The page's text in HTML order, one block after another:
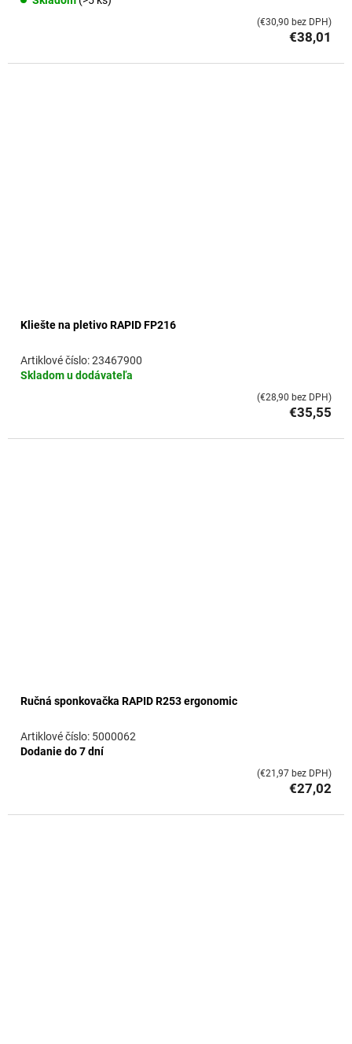
€38,01
(€30,90 bez DPH)
Kliešte na pletivo RAPID FP216
Skladom u dodávateľa
23467900
€35,55
(€28,90 bez DPH)
Ručná sponkovačka RAPID R253 ergonomic
Dodanie do 7 dní
5000062
€27,02
(€21,97 bez DPH)